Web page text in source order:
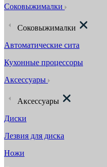
Соковыжималки
Соковыжималки
Автоматические сита
Кухонные процессоры
Аксессуары
Аксессуары
Диски
Лезвия для диска
Ножи